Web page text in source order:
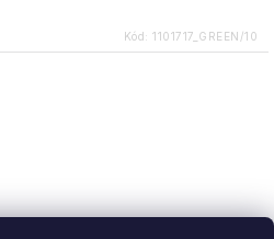
Kód: 1101717_GREEN/10